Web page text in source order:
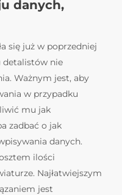
danych,
się już w poprzedniej
detalistów nie
Ważnym jest, aby
w przypadku
mu jak
zadbać o jak
danych.
ilości
Najłatwiejszym
jest